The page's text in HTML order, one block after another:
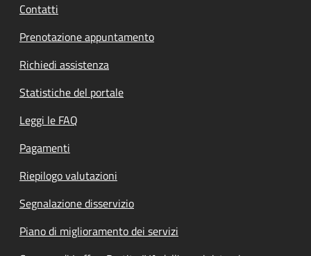
Contatti
Prenotazione appuntamento
Richiedi assistenza
Statistiche del portale
Leggi le FAQ
Pagamenti
Riepilogo valutazioni
Segnalazione disservizio
Piano di miglioramento dei servizi